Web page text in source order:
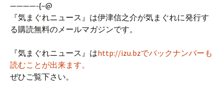
————-{–@
『気まぐれニュース』は伊津信之介が気まぐれに発行す
る購読無料のメールマガジンです。
『気まぐれニュース』はhttp://izu.bzでバックナンバーも
読むことが出来ます。
ぜひご覧下さい。